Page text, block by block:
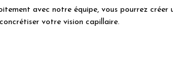
avec notre équipe, vous pourrez créer
votre vision capillaire.